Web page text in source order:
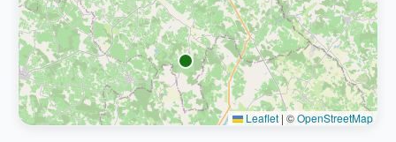
Leaflet | ©OpenStreetMap